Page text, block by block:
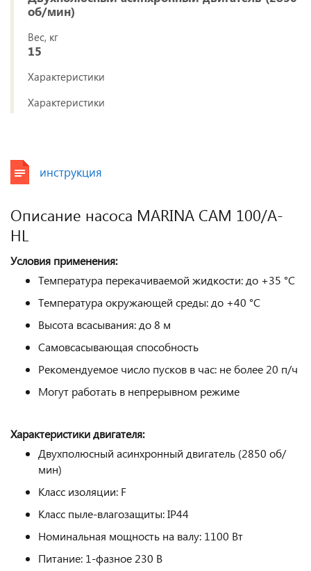
об/мин)
Вес, кг
15
Характеристики
Характеристики
инструкция
Описание насоса MARINA CAM 100/A-
HL
Условия применения:
Температура перекачиваемой жидкости: до +35 °С
Температура окружающей среды: до +40 °С
Высота всасывания: до 8 м
Самовсасывающая способность
Рекомендуемое число пусков в час: не более 20 п/ч
Могут работать в непрерывном режиме
Характеристики двигателя:
Двухполюсный асинхронный двигатель (2850 об/
мин)
Класс изоляции: F
Класс пыле-влагозащиты: IP44
Номинальная мощность на валу: 1100 Вт
Питание: 1-фазное 230 В